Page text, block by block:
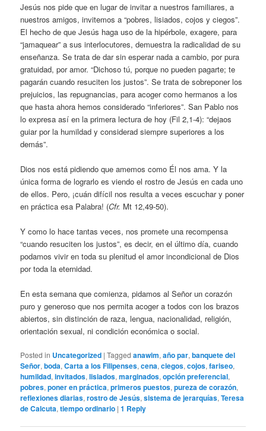
Jesús nos pide que en lugar de invitar a nuestros familiares, a
nuestros amigos, invitemos a “pobres, lisiados, cojos y ciegos”.
El hecho de que Jesús haga uso de la hipérbole, exagere, para
“jamaquear” a sus interlocutores, demuestra la radicalidad de su
enseñanza. Se trata de dar sin esperar nada a cambio, por pura
gratuidad, por amor. “Dichoso tú, porque no pueden pagarte; te
pagarán cuando resuciten los justos”. Se trata de sobreponer los
prejuicios, las repugnancias, para acoger como hermanos a los
que hasta ahora hemos considerado “inferiores”. San Pablo nos
lo expresa así en la primera lectura de hoy (Fil 2,1-4): “dejaos
guiar por la humildad y considerad siempre superiores a los
demás”.
Dios nos está pidiendo que amemos como Él nos ama. Y la
única forma de lograrlo es viendo el rostro de Jesús en cada uno
de ellos. Pero, ¡cuán difícil nos resulta a veces escuchar y poner
en práctica esa Palabra! (Cfr. Mt 12,49-50).
Y como lo hace tantas veces, nos promete una recompensa
“cuando resuciten los justos”, es decir, en el último día, cuando
podamos vivir en toda su plenitud el amor incondicional de Dios
por toda la eternidad.
En esta semana que comienza, pidamos al Señor un corazón
puro y generoso que nos permita acoger a todos con los brazos
abiertos, sin distinción de raza, lengua, nacionalidad, religión,
orientación sexual, ni condición económica o social.
Posted in Uncategorized |Tagged anawim,año par,banquete del
Señor,boda,Carta a los Filipenses,cena,ciegos,cojos,fariseo,
humildad,invitados,lisiados,marginados,opción preferencial,
pobres,poner en práctica,primeros puestos,pureza de corazón,
reflexiones diarias,rostro de Jesús,sistema de jerarquías,Teresa
de Calcuta,tiempo ordinario |1 Reply